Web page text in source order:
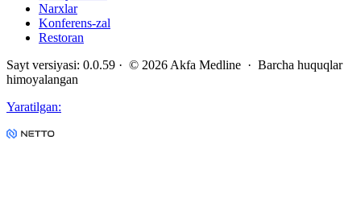
Narxlar
Konferens-zal
Restoran
Sayt versiyasi: 0.0.59 · © 2026 Akfa Medline · Barcha huquqlar
himoyalangan
Yaratilgan: